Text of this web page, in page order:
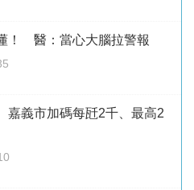
！ 醫：當心大腦拉警報
義市加碼每瓩2千、最高2